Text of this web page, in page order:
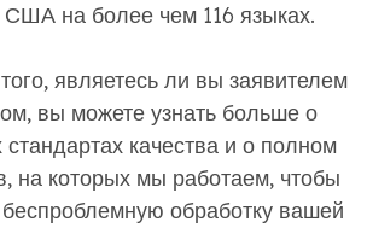
на более чем 116 языках.
являетесь ли вы заявителем
вы можете узнать больше о
стандартах качества и о полном
на которых мы работаем, чтобы
беспроблемную обработку вашей